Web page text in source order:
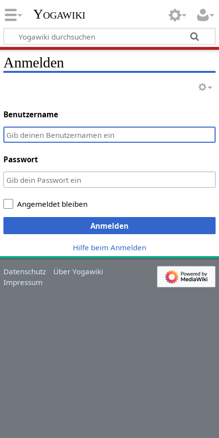
Yogawiki
Anmelden
Benutzername
Passwort
Angemeldet bleiben
Anmelden
Hilfe beim Anmelden
Datenschutz
Über Yogawiki
Impressum